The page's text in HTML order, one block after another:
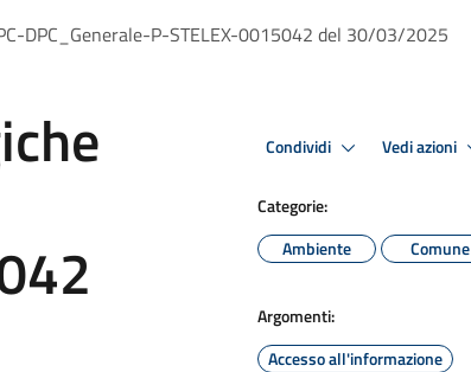
DPC_Generale-P-STELEX-0015042 del 30/03/2025
Condividi Vedi azioni
Categorie:
Ambiente
Comune
Argomenti:
Accesso all'informazione